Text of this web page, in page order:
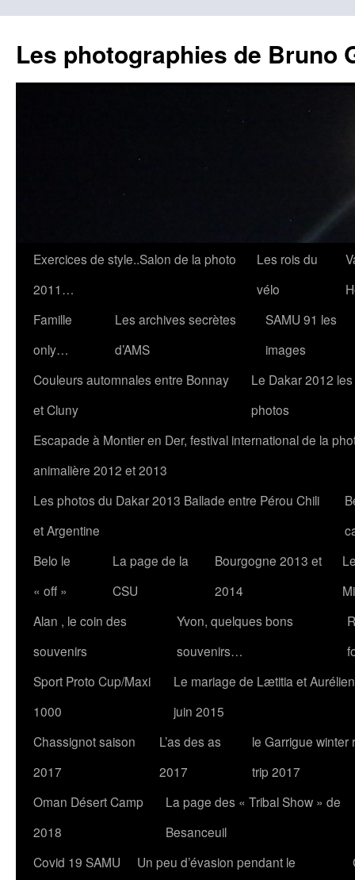
Les photographies de Bruno
Aller
contenu
Exercices de style..Salon de la photo
2011…
Les rois du
vélo
Famille
only…
Les archives secrètes
d’AMS
SAMU 91 les
images
Couleurs automnales entre Bonnay
et Cluny
Le Dakar 2012 les
photos
Escapade à Montier en Der, festival international de la
animalière 2012 et 2013
Les photos du Dakar 2013 Ballade entre Pérou Chili
et Argentine
Belo le
« off »
La page de la
CSU
Bourgogne 2013 et
2014
Alan , le coin des
souvenirs
Yvon, quelques bons
souvenirs…
Sport Proto Cup/Maxi
1000
Le mariage de Lætitia et
juin 2015
Chassignot saison
2017
L’as des as
2017
le Garrigue winter
trip 2017
Oman Désert Camp
2018
La page des « Tribal Show » de
Besanceuil
Covid 19 SAMU
Un peu d’évasion pendant le